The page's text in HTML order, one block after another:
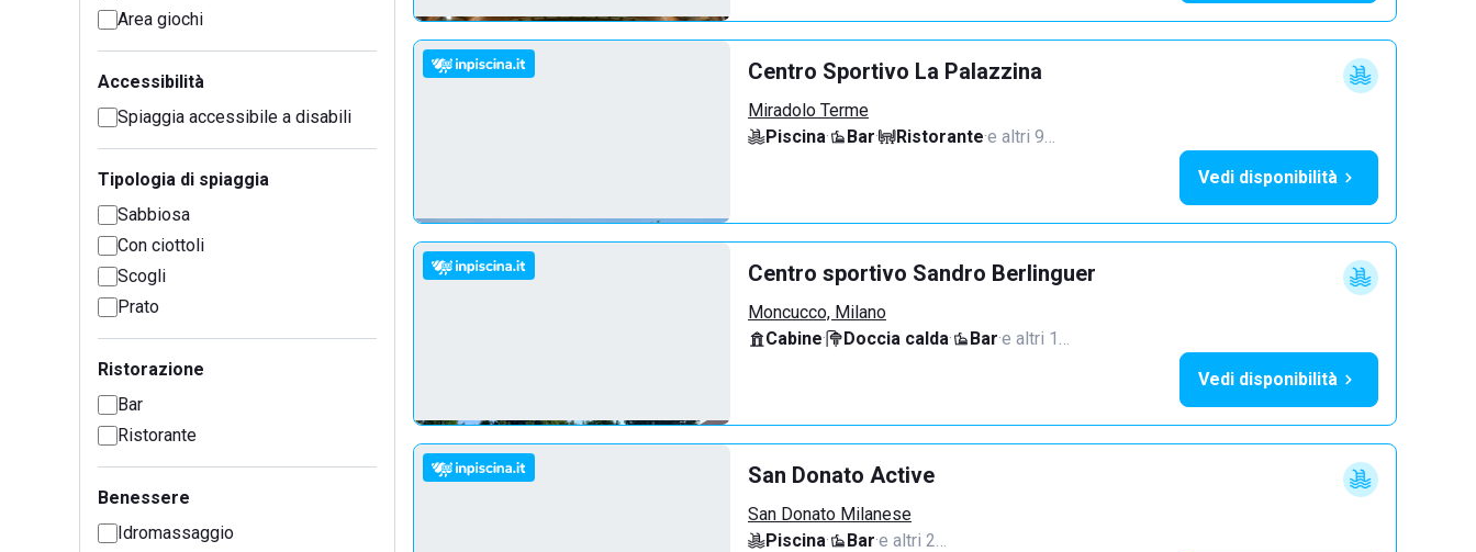
Area giochi
Accessibilità
Spiaggia accessibile a disabili
Tipologia di spiaggia
Sabbiosa
Con ciottoli
Scogli
Prato
Ristorazione
Bar
Ristorante
Benessere
Idromassaggio
Centro Sportivo La Palazzina
Miradolo Terme
Piscina· Bar· Ristorante·e altri 9…
Vedi disponibilità
Centro sportivo Sandro Berlinguer
Moncucco, Milano
Cabine· Doccia calda· Bar·e altri 1…
Vedi disponibilità
San Donato Active
San Donato Milanese
Piscina· Bar·e altri 2…